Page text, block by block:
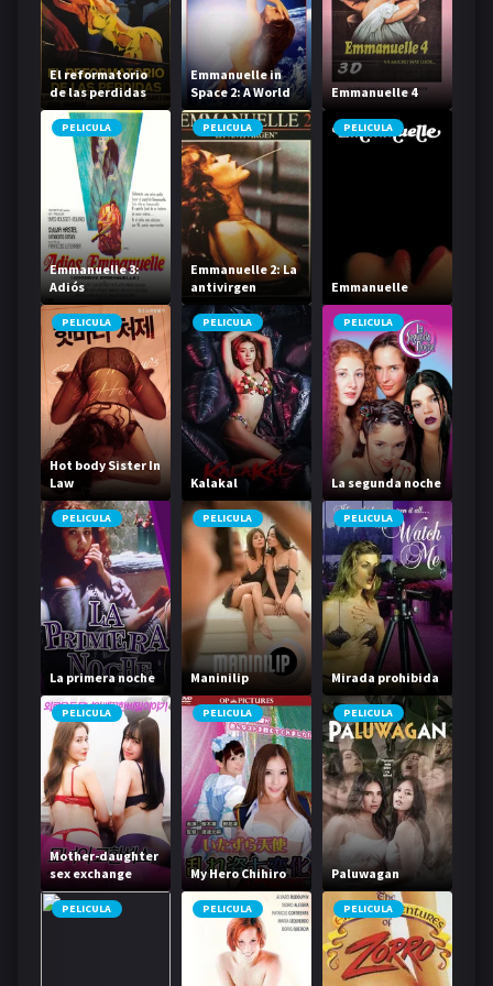
El reformatorio
de las perdidas
Emmanuelle in
Space 2: A World
of Desire
Emmanuelle 4
PELICULA
Emmanuelle 3:
Adiós
Emmanuelle
PELICULA
Emmanuelle 2: La
antivirgen
PELICULA
Emmanuelle
PELICULA
Hot body Sister In
Law
PELICULA
Kalakal
PELICULA
La segunda noche
PELICULA
La primera noche
PELICULA
Maninilip
PELICULA
Mirada prohibida
PELICULA
Mother-daughter
sex exchange
PELICULA
My Hero Chihiro
PELICULA
Paluwagan
PELICULA PELICULA PELICULA